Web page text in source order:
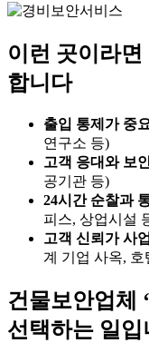
이런 곳이라
합니다
출입 통제가 중
연구소 등)
고객 응대와 보
공기관 등)
24시간 순찰과
피스, 상업시설
고객 신뢰가 사
계 기업 사옥, 호
건물보안업체
선택하는 일입